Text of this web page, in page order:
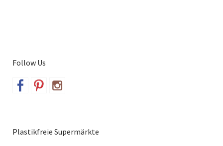
Follow Us
Plastikfreie Supermärkte